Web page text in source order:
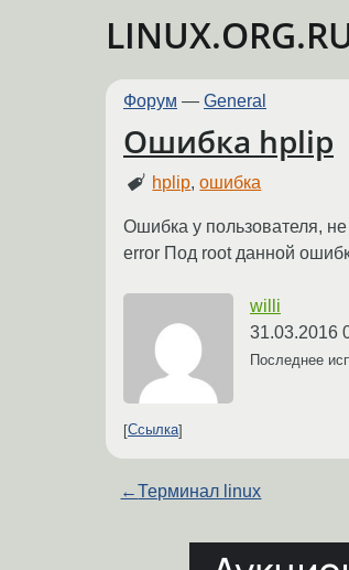
Форум — General
Ошибка hplip
hplip,ошибка
Ошибка у пользователя,
error Под root данной
willi
31.03.2016
Последнее
Ссылка
←Терминал linux